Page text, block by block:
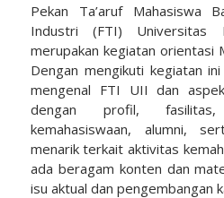
Pekan Ta’aruf Mahasiswa
Industri (FTI) Universitas
merupakan kegiatan orientasi
Dengan mengikuti kegiatan
mengenal FTI UII dan
dengan profil,
kemahasiswaan, alumni,
menarik terkait aktivitas
ada beragam konten dan
isu aktual dan pengembangan